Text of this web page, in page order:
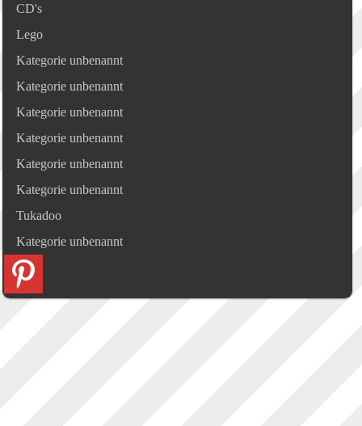
CD's
Lego
Kategorie unbenannt
Kategorie unbenannt
Kategorie unbenannt
Kategorie unbenannt
Kategorie unbenannt
Kategorie unbenannt
Tukadoo
Kategorie unbenannt